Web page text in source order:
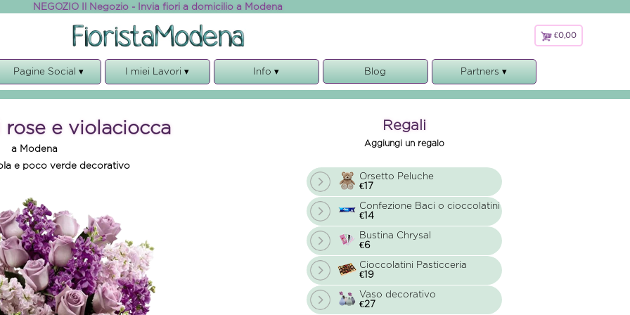
NEGOZIO Il Negozio - Invia fiori a domicilio a Modena
€0,00
€0,00
Pagine Social ▾ I miei Lavori ▾
Work Experience
Info ▾ Blog Partners ▾
rose e violaciocca
a Modena
e poco verde decorativo
Regali
Aggiungi un regalo
Orsetto Peluche
€17
Confezione Baci o cioccolatini
€14
Bustina Chrysal
€6
Cioccolatini Pasticceria
€19
Vaso decorativo
€27